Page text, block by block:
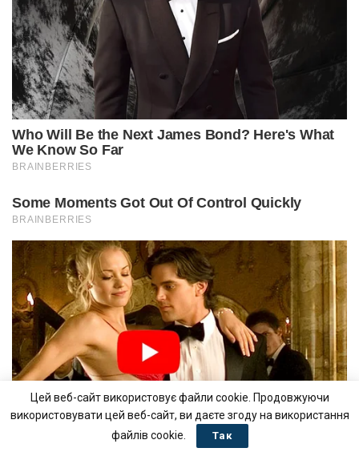
Цей веб-сайт використовує файли cookie. Продовжуючи
використовувати цей веб-сайт, ви даєте згоду на використання
файлів cookie.
Так